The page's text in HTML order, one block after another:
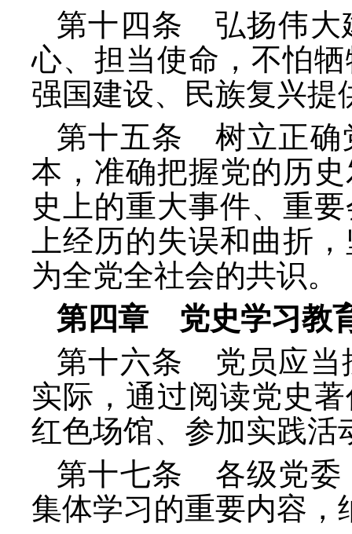
第十四条 弘扬伟大
心、担当使命，不怕
强国建设、民族复兴提
第十五条 树立正确
本，准确把握党的历
史上的重大事件、重
上经历的失误和曲折
为全党全社会的共识。
第四章 党史学习教
第十六条 党员应当
实际，通过阅读党史
红色场馆、参加实践活
第十七条 各级党委
集体学习的重要内容，